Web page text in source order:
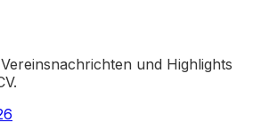
und Highlights